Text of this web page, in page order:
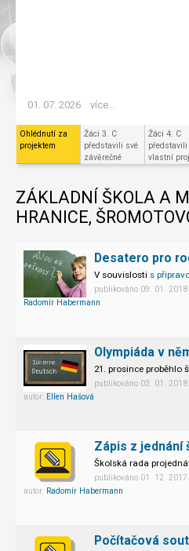
Ohlédnutí za
projektem
Žáci 3. C
představili své
závěrečné
projekty v
Žáci 4. C
představili
vlastní
ve Scratchi
01. 07. 2026 více...
ZÁKLADNÍ ŠKOLA A
HRANICE,
Desatero pro
V souvislosti s
publikováno 09. 01.
Radomír Habermann
21. prosince proběhlo
publikováno 03. 01.
autor: Ellen Hašová
Školská rada
publikováno 01. 12.
autor: Radomír Habermann
Počítačová